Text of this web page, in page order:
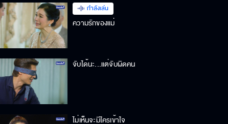
กำลังเล่น
ความรักของแม่
จับได้นะ...แต่จับผิดคน
ไม่เห็นจะมีใครเข้าใจ